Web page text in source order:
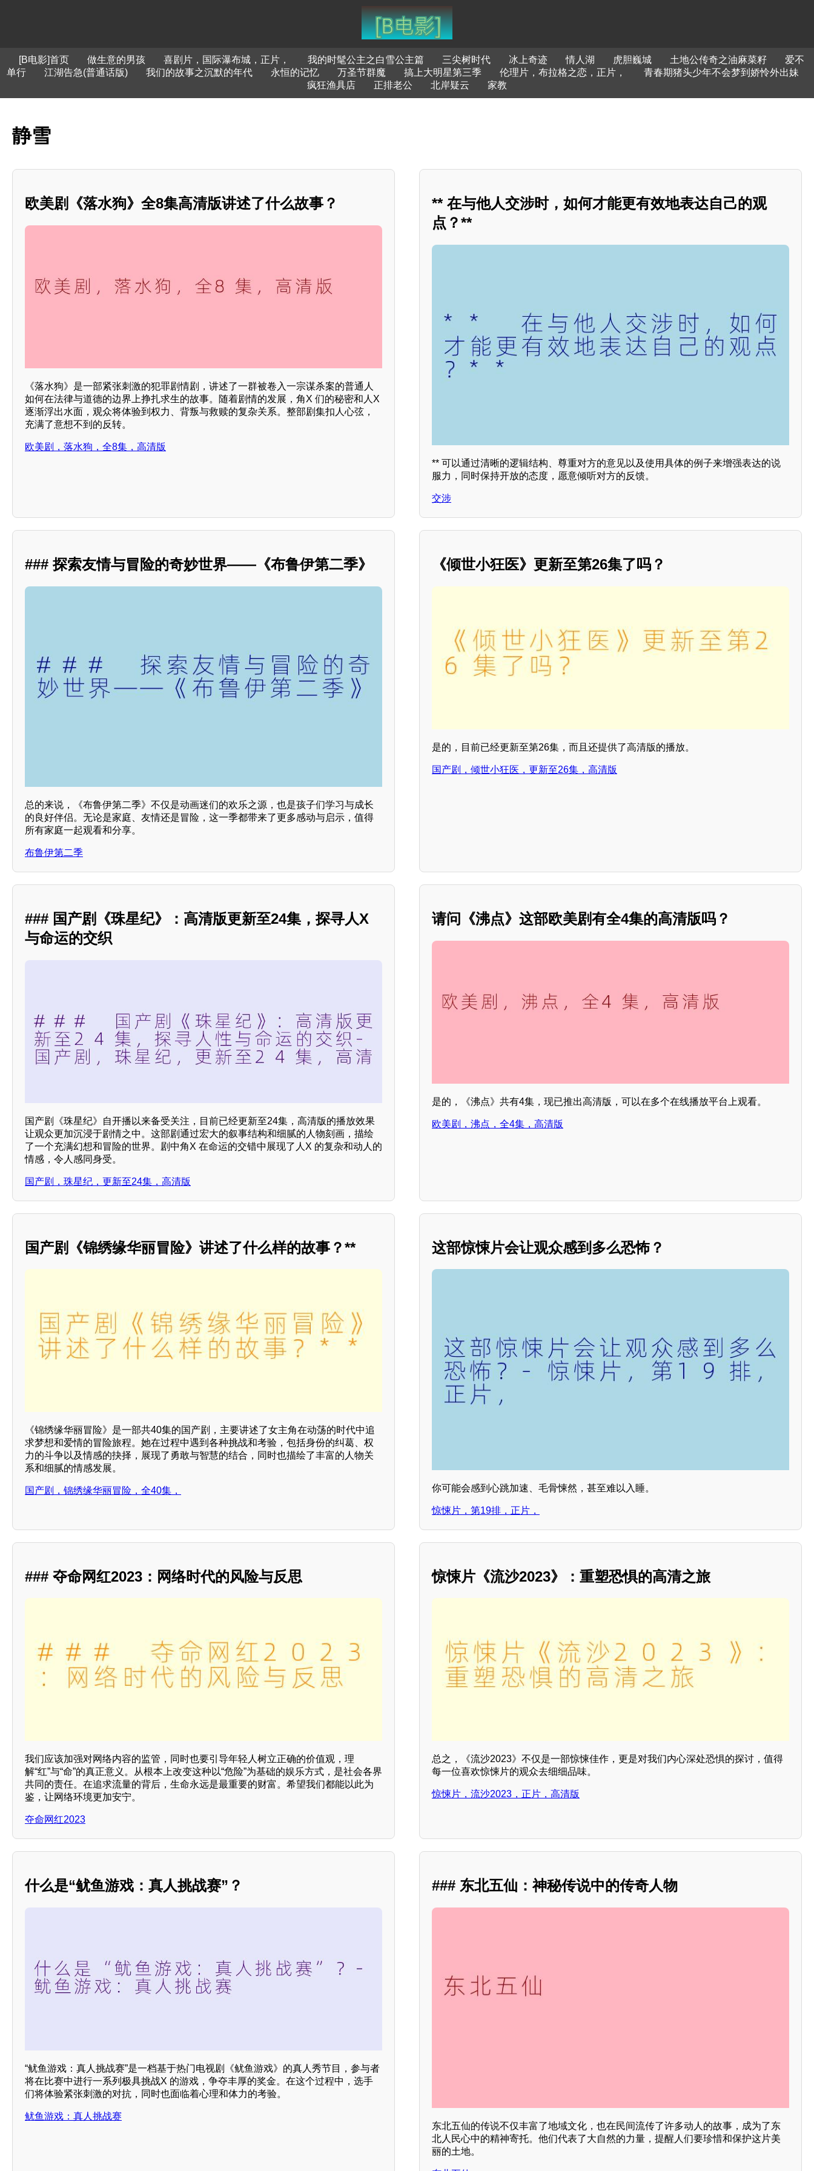
[B电影]首页 做生意的男孩 喜剧片，国际瀑布城，正片， 我的时髦公主之白雪公主篇 三尖树时代 冰上奇迹 情人湖 虎胆巍城 土地公传奇之油麻菜籽
爱不
单行
江湖告急(普通话版) 我们的故事之沉默的年代 永恒的记忆 万圣节群魔 搞上大明星第三季 伦理片，布拉格之恋，正片，
青春期猪头少年不会梦到娇怜外出妹
疯狂渔具店
正排老公 北岸疑云 家教
静雪
欧美剧《落水狗》全8集高清版讲述了什么故事？
《落水狗》是一部紧张刺激的犯罪剧情剧，讲述了一群被卷入一宗谋杀案的普通人
如何在法律与道德的边界上挣扎求生的故事。随着剧情的发展，角X 们的秘密和人X
逐渐浮出水面，观众将体验到权力、背叛与救赎的复杂关系。整部剧集扣人心弦，
充满了意想不到的反转。
欧美剧，落水狗，全8集，高清版
** 在与他人交涉时，如何才能更有效地表达自己的观
点？**
** 可以通过清晰的逻辑结构、尊重对方的意见以及使用具体的例子来增强表达的说
服力，同时保持开放的态度，愿意倾听对方的反馈。
交涉
### 探索友情与冒险的奇妙世界——《布鲁伊第二季》
总的来说，《布鲁伊第二季》不仅是动画迷们的欢乐之源，也是孩子们学习与成长
的良好伴侣。无论是家庭、友情还是冒险，这一季都带来了更多感动与启示，值得
所有家庭一起观看和分享。
布鲁伊第二季
《倾世小狂医》更新至第26集了吗？
是的，目前已经更新至第26集，而且还提供了高清版的播放。
国产剧，倾世小狂医，更新至26集，高清版
### 国产剧《珠星纪》：高清版更新至24集，探寻人X
与命运的交织
国产剧《珠星纪》自开播以来备受关注，目前已经更新至24集，高清版的播放效果
让观众更加沉浸于剧情之中。这部剧通过宏大的叙事结构和细腻的人物刻画，描绘
了一个充满幻想和冒险的世界。剧中角X 在命运的交错中展现了人X 的复杂和动人的
情感，令人感同身受。
国产剧，珠星纪，更新至24集，高清版
请问《沸点》这部欧美剧有全4集的高清版吗？
是的，《沸点》共有4集，现已推出高清版，可以在多个在线播放平台上观看。
欧美剧，沸点，全4集，高清版
国产剧《锦绣缘华丽冒险》讲述了什么样的故事？**
《锦绣缘华丽冒险》是一部共40集的国产剧，主要讲述了女主角在动荡的时代中追
求梦想和爱情的冒险旅程。她在过程中遇到各种挑战和考验，包括身份的纠葛、权
力的斗争以及情感的抉择，展现了勇敢与智慧的结合，同时也描绘了丰富的人物关
系和细腻的情感发展。
国产剧，锦绣缘华丽冒险，全40集，
这部惊悚片会让观众感到多么恐怖？
你可能会感到心跳加速、毛骨悚然，甚至难以入睡。
惊悚片，第19排，正片，
### 夺命网红2023：网络时代的风险与反思
我们应该加强对网络内容的监管，同时也要引导年轻人树立正确的价值观，理
解“红”与“命”的真正意义。从根本上改变这种以“危险”为基础的娱乐方式，是社会各界
共同的责任。在追求流量的背后，生命永远是最重要的财富。希望我们都能以此为
鉴，让网络环境更加安宁。
夺命网红2023
惊悚片《流沙2023》：重塑恐惧的高清之旅
总之，《流沙2023》不仅是一部惊悚佳作，更是对我们内心深处恐惧的探讨，值得
每一位喜欢惊悚片的观众去细细品味。
惊悚片，流沙2023，正片，高清版
什么是“鱿鱼游戏：真人挑战赛”？
“鱿鱼游戏：真人挑战赛”是一档基于热门电视剧《鱿鱼游戏》的真人秀节目，参与者
将在比赛中进行一系列极具挑战X 的游戏，争夺丰厚的奖金。在这个过程中，选手
们将体验紧张刺激的对抗，同时也面临着心理和体力的考验。
鱿鱼游戏：真人挑战赛
### 东北五仙：神秘传说中的传奇人物
东北五仙的传说不仅丰富了地域文化，也在民间流传了许多动人的故事，成为了东
北人民心中的精神寄托。他们代表了大自然的力量，提醒人们要珍惜和保护这片美
丽的土地。